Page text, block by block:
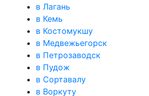
в Лагань
в Кемь
в Костомукшу
в Медвежьегорск
в Петрозаводск
в Пудож
в Сортавалу
в Воркуту